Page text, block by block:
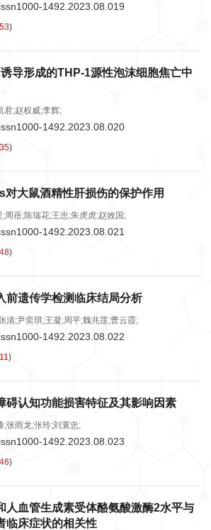
1492.2023.08.019
)
导形成的THP-1源性泡沫细胞焦亡中
君;赵权威;李辉;
1492.2023.08.020
)
大鼠酒精性肝损伤的保护作用
;周蓓;陈瑞花;王忠;朱虎虎;赵效国;
1492.2023.08.021
)
前遗传学检测临床结局分析
清;尹奕琪;王凝;周平;魏兆莲;曹云霞;
1492.2023.08.022
)
碍认知功能损害特征及其影响因素
;张雨龙;张玲;刘寰忠;
1492.2023.08.023
)
人血管生成素受体酪氨酸激酶2水平与
临床症状的相关性